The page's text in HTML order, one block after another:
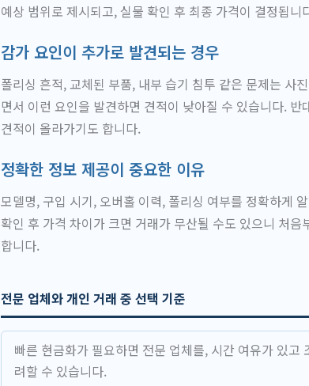
예상 범위로 제시되고, 실물 확인 후 최종 가격이 결정됩니
감가 요인이 추가로 발견되는 경우
폴리싱 흔적, 교체된 부품, 내부 습기 침투 같은 문제는 사
면서 이런 요인을 발견하면 견적이 낮아질 수 있습니다.
견적이 올라가기도 합니다.
정확한 정보 제공이 중요한 이유
모델명, 구입 시기, 오버홀 이력, 폴리싱 여부를 정확하게
확인 후 가격 차이가 크면 거래가 무산될 수도 있으니 처
합니다.
전문 업체와 개인 거래 중 선택 기준
빠른 현금화가 필요하면 전문 업체를, 시간 여유가 있
려할 수 있습니다.